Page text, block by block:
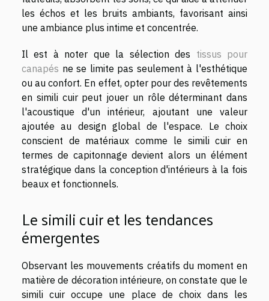
les échos et les bruits ambiants, favorisant ainsi
une ambiance plus intime et concentrée.
Il est à noter que la sélection des tissus pour
canapés ne se limite pas seulement à l'esthétique
ou au confort. En effet, opter pour des revêtements
en simili cuir peut jouer un rôle déterminant dans
l'acoustique d'un intérieur, ajoutant une valeur
ajoutée au design global de l'espace. Le choix
conscient de matériaux comme le simili cuir en
termes de capitonnage devient alors un élément
stratégique dans la conception d'intérieurs à la fois
beaux et fonctionnels.
Le simili cuir et les tendances
émergentes
Observant les mouvements créatifs du moment en
matière de décoration intérieure, on constate que le
simili cuir occupe une place de choix dans les